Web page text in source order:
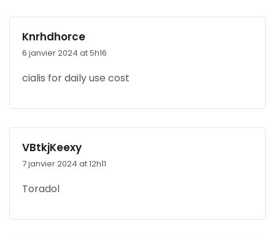
Knrhdhorce
6 janvier 2024 at 5h16
cialis for daily use cost
VBtkjKeexy
7 janvier 2024 at 12h11
Toradol